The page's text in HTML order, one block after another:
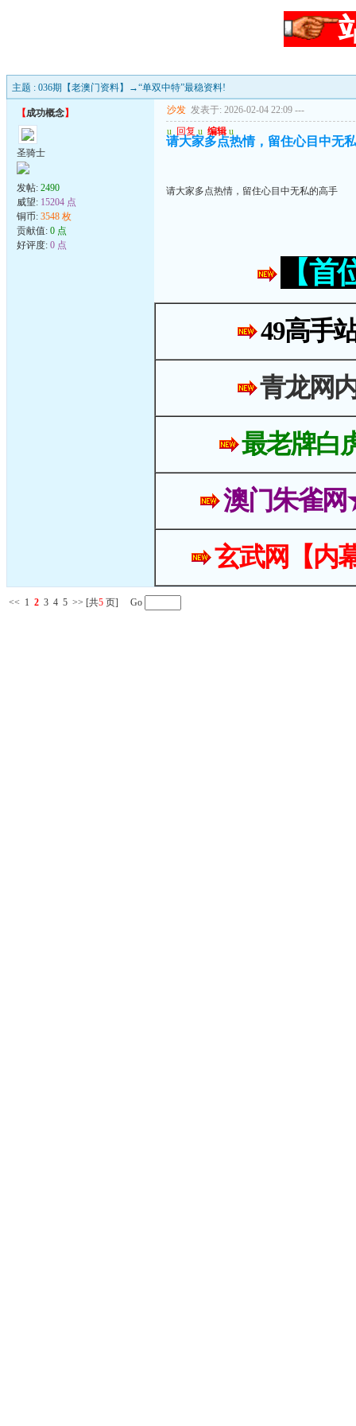
主题 : 036期【老澳门资料】→“单双中特”最稳资料!
【成功概念】
圣骑士
发帖: 2490
威望: 15204 点
铜币: 3548 枚
贡献值: 0 点
好评度: 0 点
沙发 发表于: 2026-02-04 22:09 ---
u 回复 u 编辑 u
请大家多点热情，留住心目中无
请大家多点热情，留住心目中无私的高手
【
49高手
青龙网
最老牌白
澳门朱雀
玄武网【内
<< 1 2 3 4 5 >> [共5 页] Go